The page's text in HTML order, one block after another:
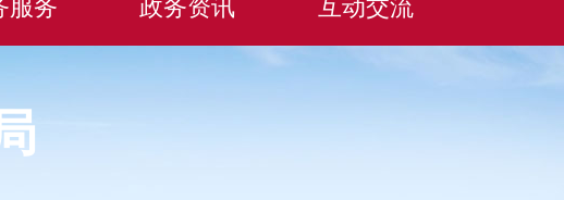
服务 政务资讯 互动交流